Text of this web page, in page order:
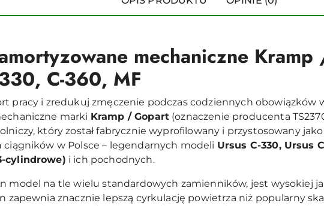
mechaniczne
C-360, MF
pracy i zredukuj zmęczenie podczas codziennych obowiązków
marki Kramp / Gopart (oznaczenie producenta
który został fabrycznie wyprofilowany i przystosowany
ciągników w Polsce – legendarnych modeli Ursus C-330, Ursus
cylindrowe) i ich pochodnych.
model na tle wielu standardowych zamienników, jest wysokiej
zapewnia znacznie lepszą cyrkulację powietrza niż popularny